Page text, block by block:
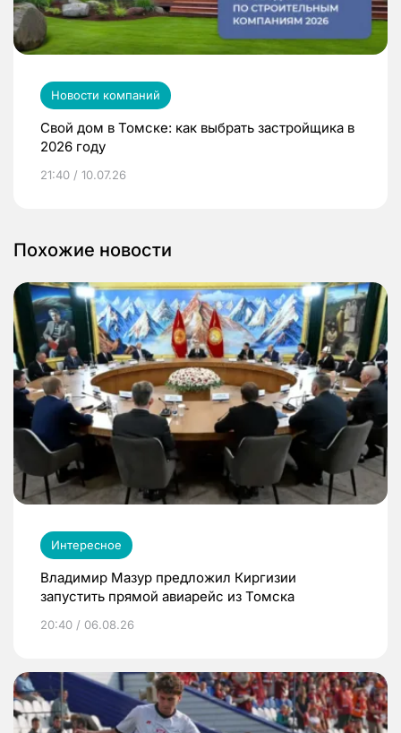
Новости компаний
Свой дом в Томске: как выбрать застройщика в
2026 году
21:40 / 10.07.26
Похожие новости
Интересное
Владимир Мазур предложил Киргизии
запустить прямой авиарейс из Томска
20:40 / 06.08.26